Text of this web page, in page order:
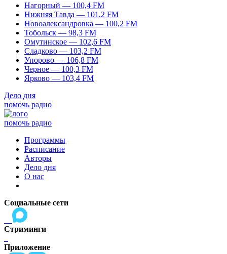
Нагорный — 100,4 FM
Нижняя Тавда — 101,2 FM
Новоалександровка — 100,2 FM
Тобольск — 98,3 FM
Омутинское — 102,6 FM
Сладково — 103,2 FM
Упорово — 106,8 FM
Черное — 100,3 FM
Ярково — 103,4 FM
Дело дня
помочь радио
помочь радио
Программы
Расписание
Авторы
Дело дня
О нас
Социальные сети
Стриминги
Приложение